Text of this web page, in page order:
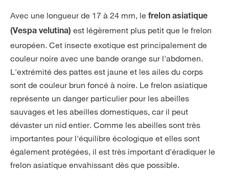
Avec une longueur de 17 à 24 mm, le frelon asiatique
(Vespa velutina) est légèrement plus petit que le frelon
européen. Cet insecte exotique est principalement de
couleur noire avec une bande orange sur l'abdomen.
L'extrémité des pattes est jaune et les ailes du corps
sont de couleur brun foncé à noire. Le frelon asiatique
représente un danger particulier pour les abeilles
sauvages et les abeilles domestiques, car il peut
dévaster un nid entier. Comme les abeilles sont très
importantes pour l'équilibre écologique et elles sont
également protégées, il est très important d'éradiquer le
frelon asiatique envahissant dès que possible.